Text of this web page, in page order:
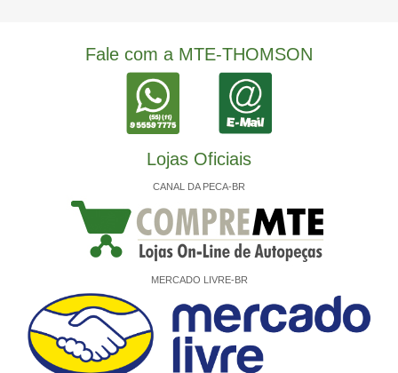
Fale com a MTE-THOMSON
Lojas Oficiais
CANAL DA PECA-BR
MERCADO LIVRE-BR